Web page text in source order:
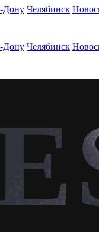
Дону Челябинск
Дону Челябинск